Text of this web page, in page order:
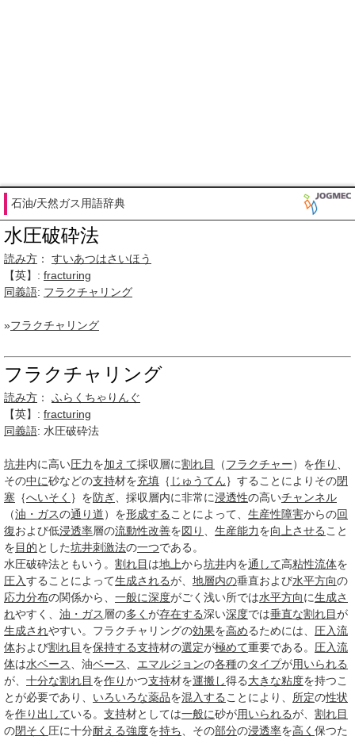
石油/天然ガス用語辞典
水圧破砕法
読み方 ： すいあつはさいほう
【英】: fracturing
同義語: フラクチャリング
»フラクチャリング
フラクチャリング
読み方 ： ふらくちゃりんぐ
【英】: fracturing
同義語: 水圧破砕法
坑井内に高い圧力を加えて採収層に割れ目 （フラクチャー）を作り
その中に砂などの支持材を充填 ｛ じゅうてん｝することによりその閉
塞 ｛へいそく ｝を防ぎ 、採収層内に非常に浸透性の高いチャンネル
（油・ガスの通り道）を形成する ことによって、 生産性障害からの回
復および低浸透率層の流動性改善を図り 生産能力を向上させる こと
を目的とした坑井刺激法の一つである。
水圧破砕法ともいう。 割れ目 は地上から坑井内を通して高粘性流体を
圧入することによって生成されるが、 地層内の垂直および水平方向の
応力分布の関係から、 一般に深度がごく浅い所では水平方向に生成さ
れやすく、 油・ガス 層の多く が存在する深い深度では垂直な割れ目が
生成されやすい。フラクチャリングの効果を高めるためには、 圧入流
体および割れ目 を保持する支持材の選定が極めて重要である。 圧入流
体は水ベース 、油ベース エマルジョンの各種のタイプが用いられる
が、 十分な割れ目 を作りかつ支持材を運搬し得る大きな粘度を持つこ
とが必要であり、 いろいろな薬品を混入する ことにより、 所定の性状
を作り出している。 支持材としては一般に砂が用いられるが、 割れ目
の閉そく 圧に十分耐える強度を持ち 、その部分の浸透率を高く 保つた